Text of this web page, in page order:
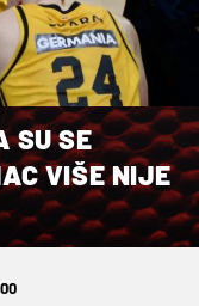
SU SE
VIŠE NIJE